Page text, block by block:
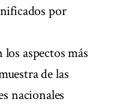
por
aspectos más
de las
nacionales